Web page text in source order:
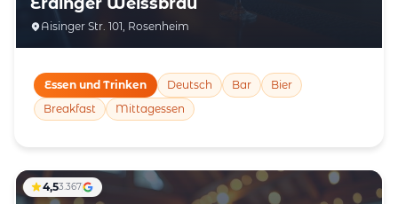
Aisinger Str. 101, Rosenheim
Essen und Trinken Deutsch Bar
Bier
Breakfast
Mittagessen
4,53.367